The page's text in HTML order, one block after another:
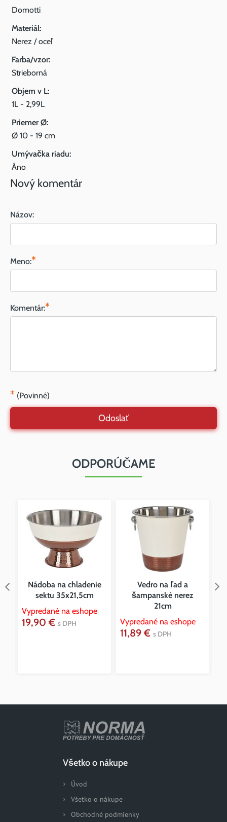
Domotti
Materiál:
Nerez / oceľ
Farba/vzor:
Strieborná
Objem v L:
1L - 2,99L
Priemer Ø:
Ø 10 - 19 cm
Umývačka riadu:
Áno
Nový komentár
Názov:
Meno:*
Komentár:*
* (Povinné)
Odoslať
ODPORÚČAME
Nádoba na chladenie
sektu 35x21,5cm
Vypredané na eshope
19,90 € s DPH
Vedro na ľad a
šampanské nerez
21cm
Vypredané na eshope
11,89 € s DPH
Všetko o nákupe
Úvod
Všetko o nákupe
Obchodné podmienky